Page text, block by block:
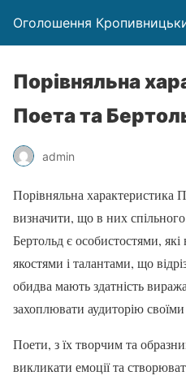
Оголошення
Порівняльна
Поета та
admin
Порівняльна характеристика
визначити, що в них спільного
Бертольд є особистостями,
якостями і талантами, що
обидва мають здатність
захоплювати аудиторію
Поети, з їх творчим та
викликати емоції та